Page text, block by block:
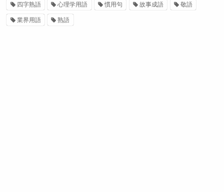
四字熟語 心理学用語 慣用句 故事成語 敬語
業界用語 熟語